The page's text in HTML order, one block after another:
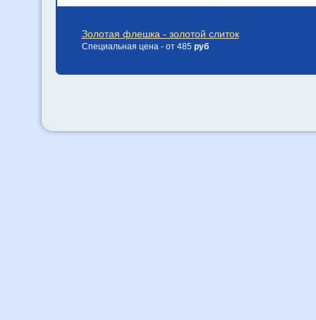
Золотая флешка - золотой слиток
Специальная цена - от 485 руб